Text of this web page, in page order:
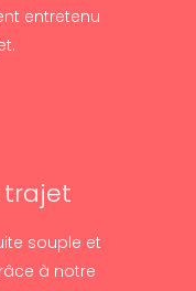
entretenu
trajet
souple et
à notre